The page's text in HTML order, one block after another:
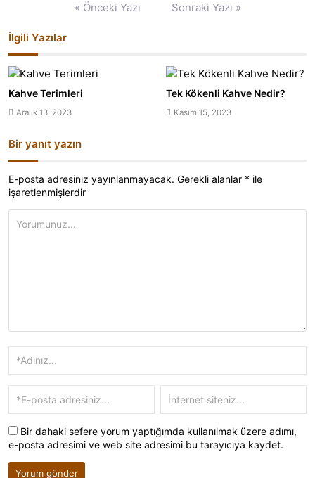
« Önceki Yazı Sonraki Yazı »
İlgili Yazılar
Kahve Terimleri
Aralık 13, 2023
Tek Kökenli Kahve Nedir?
Kasım 15, 2023
Bir yanıt yazın
E-posta adresiniz yayınlanmayacak. Gerekli alanlar * ile
işaretlenmişlerdir
Bir dahaki sefere yorum yaptığımda kullanılmak üzere adımı,
e-posta adresimi ve web site adresimi bu tarayıcıya kaydet.